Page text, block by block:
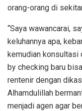
orang-orang di
“Saya wawancarai,
keluhannya apa,
kemudian konsultasi
by checking baru
rentenir dengan
Alhamdulillah
menjadi agen agar